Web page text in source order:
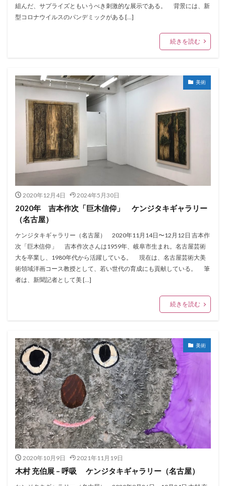
組んだ、サプライズともいうべき刺激的な展示である。 背景には、新
型コロナウイルスのパンデミックがある […]
続きを読む
美術
2020年12月4日 2024年5月30日
2020年 吉本作次「巨木信仰」 ケンジタキギャラリー
（名古屋）
ケンジタキギャラリー（名古屋） 2020年11月14日〜12月12日 吉本作
次「巨木信仰」 吉本作次さんは1959年、岐阜市生まれ。名古屋芸術
大を卒業し、1980年代から活躍している。 現在は、名古屋芸術大美
術領域洋画コース教授として、若い世代の育成にも貢献している。 筆
者は、新聞記者として美 […]
続きを読む
美術
2020年10月9日 2021年11月19日
木村 充伯展 – 呼吸 ケンジタキギャラリー（名古屋）